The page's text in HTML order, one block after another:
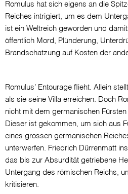
Romulus hat sich eigens an die
Reiches intrigiert, um es dem
ist ein Weltreich geworden und
öffentlich Mord, Plünderung,
Brandschatzung auf Kosten der
Romulus’ Entourage flieht. Allein
als sie seine Villa erreichen. Doch
nicht mit dem germanischen
Dieser ist gekommen, um sich aus
eines grossen germanischen
unterwerfen. Friedrich Dürrenmatt
das bis zur Absurdität getriebene
Untergang des römischen Reichs,
kritisieren.